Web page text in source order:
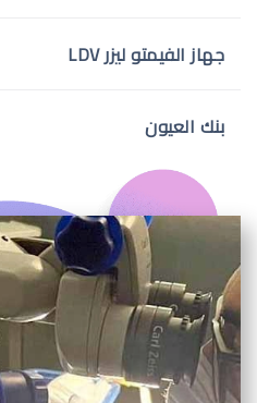
جهاز الفيمتو ليزر LDV
بنك العيون